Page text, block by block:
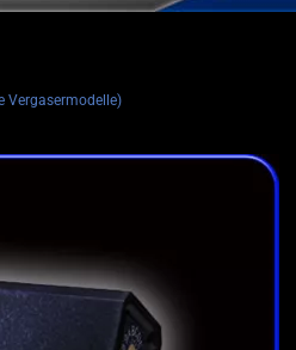
➤ Akkus
➤ Service
➤ Deutsche Anleitung
APRILIA
DUCATI
SUZUKI
Vergasermodelle)